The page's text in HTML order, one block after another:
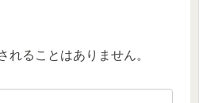
れることはありません。